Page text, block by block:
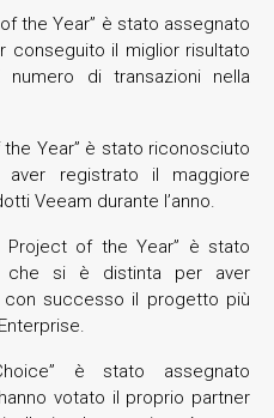
the Year” è stato assegnato
conseguito il miglior risultato
di transazioni nella
the Year” è stato riconosciuto
registrato il maggiore
Veeam durante l’anno.
Project of the Year” è stato
che si è distinta per aver
successo il progetto più
è stato assegnato
votato il proprio partner